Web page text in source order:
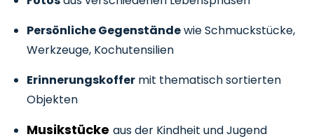
Persönliche Gegenständewie Schmuckstücke,
Werkzeuge, Kochutensilien
Erinnerungskoffer mit thematisch sortierten
Objekten
Musikstücke aus der Kindheit und Jugend